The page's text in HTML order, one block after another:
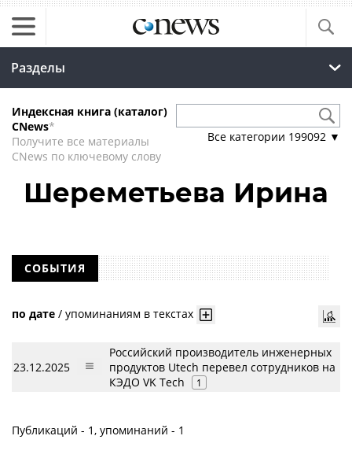
Разделы
Индексная книга (каталог)
CNews*
Получите все материалы
CNews по ключевому слову
Все категории 199092 ▼
Шереметьева Ирина
СОБЫТИЯ
по дате / упоминаниям в текстах
23.12.2025
Российский производитель инженерных
продуктов Utech перевел сотрудников на
КЭДО VK Tech
1
Публикаций - 1, упоминаний - 1